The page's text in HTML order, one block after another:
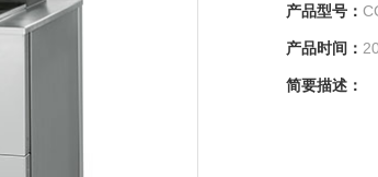
产品型号：
产品时间：
简要描述：